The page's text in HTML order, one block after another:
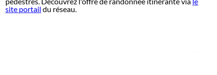
site portail du réseau.